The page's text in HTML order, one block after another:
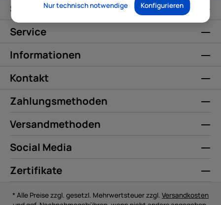
Service-Hotline
Service
Informationen
Kontakt
Zahlungsmethoden
Versandmethoden
Social Media
Zertifikate
* Alle Preise zzgl. gesetzl. Mehrwertsteuer zzgl. Versandkosten
Nur technisch notwendige Konfigurieren